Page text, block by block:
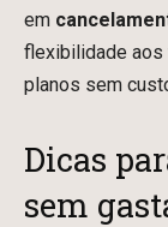
em
flexibilidade aos
planos sem
Dicas
sem